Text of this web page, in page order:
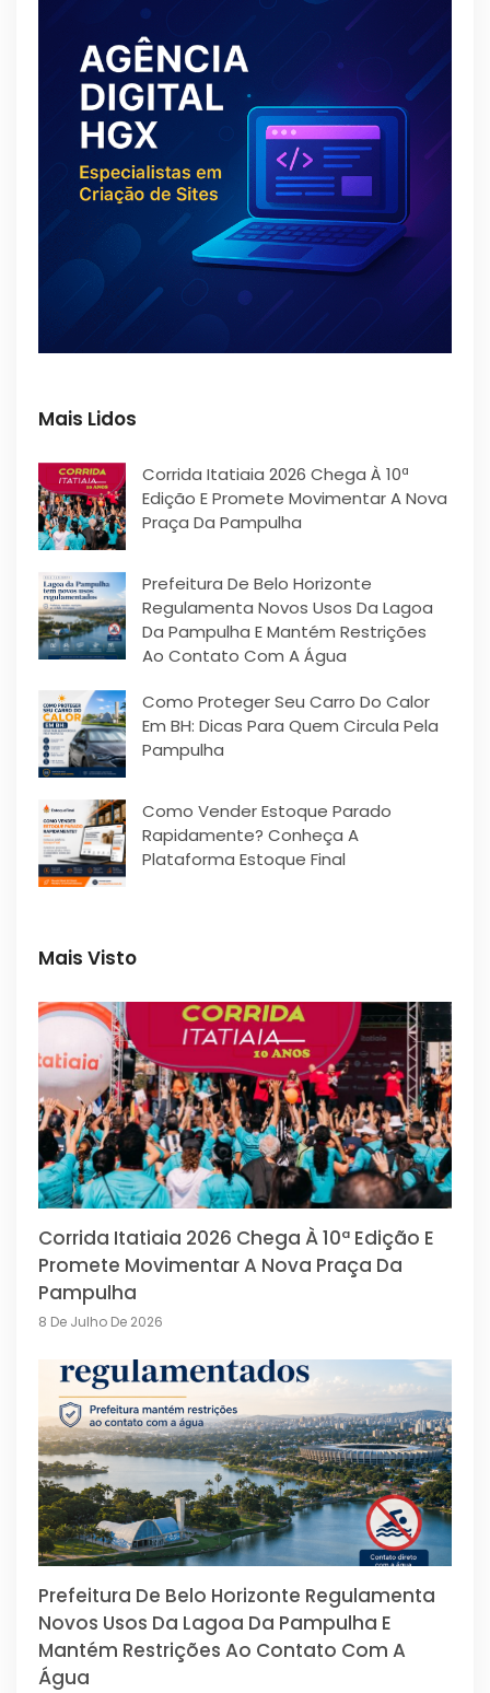
Mais Lidos
Corrida Itatiaia 2026 Chega À 10ª
Edição E Promete Movimentar A Nova
Praça Da Pampulha
Prefeitura De Belo Horizonte
Regulamenta Novos Usos Da Lagoa
Da Pampulha E Mantém Restrições
Ao Contato Com A Água
Como Proteger Seu Carro Do Calor
Em BH: Dicas Para Quem Circula Pela
Pampulha
Como Vender Estoque Parado
Rapidamente? Conheça A
Plataforma Estoque Final
Mais Visto
Corrida Itatiaia 2026 Chega À 10ª Edição E
Promete Movimentar A Nova Praça Da
Pampulha
8 De Julho De 2026
Prefeitura De Belo Horizonte Regulamenta
Novos Usos Da Lagoa Da Pampulha E
Mantém Restrições Ao Contato Com A
Água